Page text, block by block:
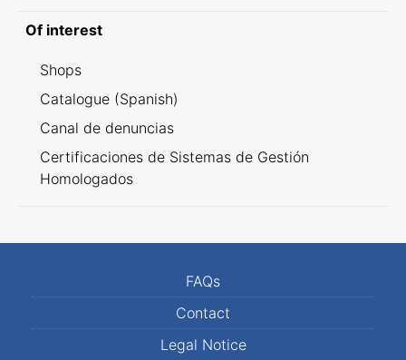
Of interest
Shops
Catalogue (Spanish)
Canal de denuncias
Certificaciones de Sistemas de Gestión
Homologados
FAQs
Contact
Legal Notice